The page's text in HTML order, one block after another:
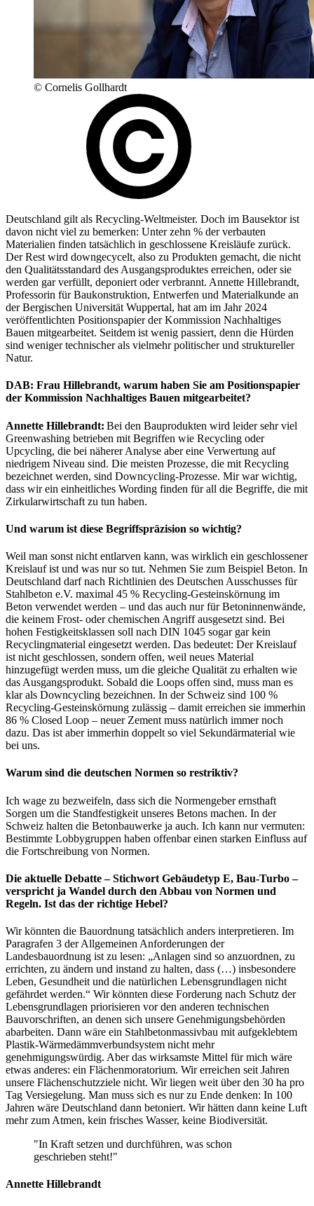
© Cornelis Gollhardt
Deutschland gilt als Recycling-Weltmeister. Doch im Bausektor ist
davon nicht viel zu bemerken: Unter zehn % der verbauten
Materialien finden tatsächlich in geschlossene Kreisläufe zurück.
Der Rest wird downgecycelt, also zu Produkten gemacht, die nicht
den Qualitätsstandard des Ausgangsproduktes erreichen, oder sie
werden gar verfüllt, deponiert oder verbrannt. Annette Hillebrandt,
Professorin für Baukonstruktion, Entwerfen und Materialkunde an
der Bergischen Universität Wuppertal, hat am im Jahr 2024
veröffentlichten Positionspapier der Kommission Nachhaltiges
Bauen mitgearbeitet. Seitdem ist wenig passiert, denn die Hürden
sind weniger technischer als vielmehr politischer und struktureller
Natur.
DAB: Frau Hillebrandt, warum haben Sie am Positionspapier
der Kommission Nachhaltiges Bauen mitgearbeitet?
Annette Hillebrandt: Bei den Bauprodukten wird leider sehr viel
Greenwashing betrieben mit Begriffen wie Recycling oder
Upcycling, die bei näherer Analyse aber eine Verwertung auf
niedrigem Niveau sind. Die meisten Prozesse, die mit Recycling
bezeichnet werden, sind Downcycling-Prozesse. Mir war wichtig,
dass wir ein einheitliches Wording finden für all die Begriffe, die mit
Zirkularwirtschaft zu tun haben.
Und warum ist diese Begriffspräzision so wichtig?
Weil man sonst nicht entlarven kann, was wirklich ein geschlossener
Kreislauf ist und was nur so tut. Nehmen Sie zum Beispiel Beton. In
Deutschland darf nach Richtlinien des Deutschen Ausschusses für
Stahlbeton e.V. maximal 45 % Recycling-Gesteinskörnung im
Beton verwendet werden – und das auch nur für Betoninnenwände,
die keinem Frost- oder chemischen Angriff ausgesetzt sind. Bei
hohen Festigkeitsklassen soll nach DIN 1045 sogar gar kein
Recyclingmaterial eingesetzt werden. Das bedeutet: Der Kreislauf
ist nicht geschlossen, sondern offen, weil neues Material
hinzugefügt werden muss, um die gleiche Qualität zu erhalten wie
das Ausgangsprodukt. Sobald die Loops offen sind, muss man es
klar als Downcycling bezeichnen. In der Schweiz sind 100 %
Recycling-Gesteinskörnung zulässig – damit erreichen sie immerhin
86 % Closed Loop – neuer Zement muss natürlich immer noch
dazu. Das ist aber immerhin doppelt so viel Sekundärmaterial wie
bei uns.
Warum sind die deutschen Normen so restriktiv?
Ich wage zu bezweifeln, dass sich die Normengeber ernsthaft
Sorgen um die Standfestigkeit unseres Betons machen. In der
Schweiz halten die Betonbauwerke ja auch. Ich kann nur vermuten:
Bestimmte Lobbygruppen haben offenbar einen starken Einfluss auf
die Fortschreibung von Normen.
Die aktuelle Debatte – Stichwort Gebäudetyp E, Bau-Turbo –
verspricht ja Wandel durch den Abbau von Normen und
Regeln. Ist das der richtige Hebel?
Wir könnten die Bauordnung tatsächlich anders interpretieren. Im
Paragrafen 3 der Allgemeinen Anforderungen der
Landesbauordnung ist zu lesen: „Anlagen sind so anzuordnen, zu
errichten, zu ändern und instand zu halten, dass (…) insbesondere
Leben, Gesundheit und die natürlichen Lebensgrundlagen nicht
gefährdet werden.“ Wir könnten diese Forderung nach Schutz der
Lebensgrundlagen priorisieren vor den anderen technischen
Bauvorschriften, an denen sich unsere Genehmigungsbehörden
abarbeiten. Dann wäre ein Stahlbetonmassivbau mit aufgeklebtem
Plastik-Wärmedämmverbundsystem nicht mehr
genehmigungswürdig. Aber das wirksamste Mittel für mich wäre
etwas anderes: ein Flächenmoratorium. Wir erreichen seit Jahren
unsere Flächenschutzziele nicht. Wir liegen weit über den 30 ha pro
Tag Versiegelung. Man muss sich es nur zu Ende denken: In 100
Jahren wäre Deutschland dann betoniert. Wir hätten dann keine Luft
mehr zum Atmen, kein frisches Wasser, keine Biodiversität.
In Kraft setzen und durchführen, was schon
geschrieben steht!
Annette Hillebrandt